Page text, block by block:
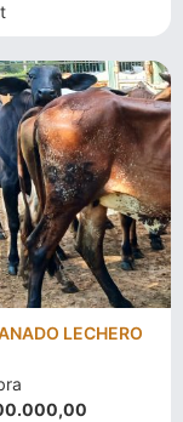
LECHERO